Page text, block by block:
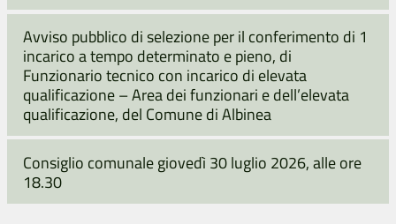
Avviso pubblico di selezione per il conferimento di 1
incarico a tempo determinato e pieno, di
Funzionario tecnico con incarico di elevata
qualificazione – Area dei funzionari e dell’elevata
qualificazione, del Comune di Albinea
Consiglio comunale giovedì 30 luglio 2026, alle ore
18.30